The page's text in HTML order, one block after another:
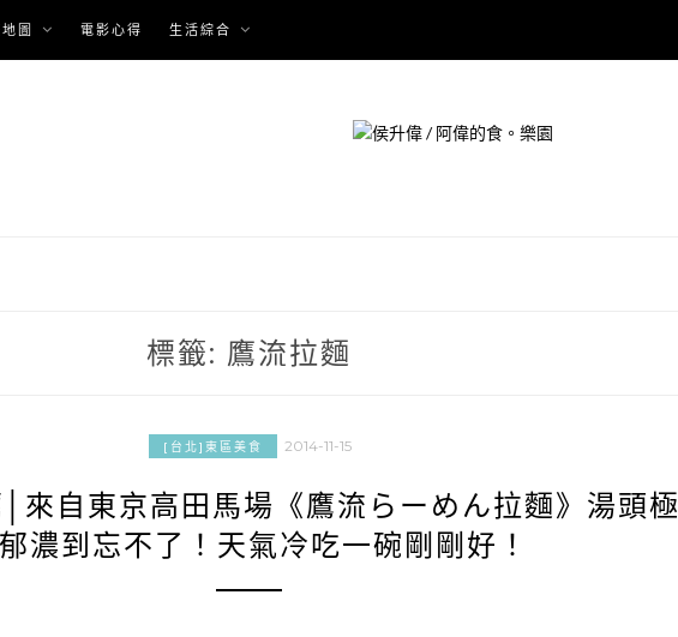
圖 電影心得 生活綜合
標籤: 鷹流拉麵
[台北]東區美食 2014-11-15
來自東京高田馬場《鷹流らーめん拉麵》湯頭極
濃到忘不了！天氣冷吃一碗剛剛好！